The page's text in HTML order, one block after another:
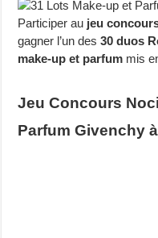
Participer au jeu
gagner l’un des30 duos
make-up et parfum mis
Jeu Concours
Parfum Givenchy